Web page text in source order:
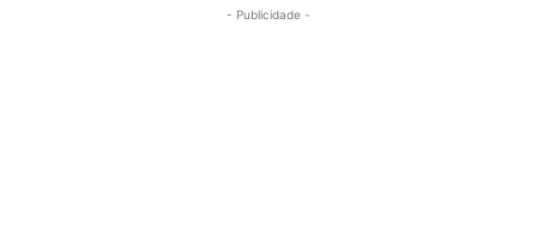
- Publicidade -